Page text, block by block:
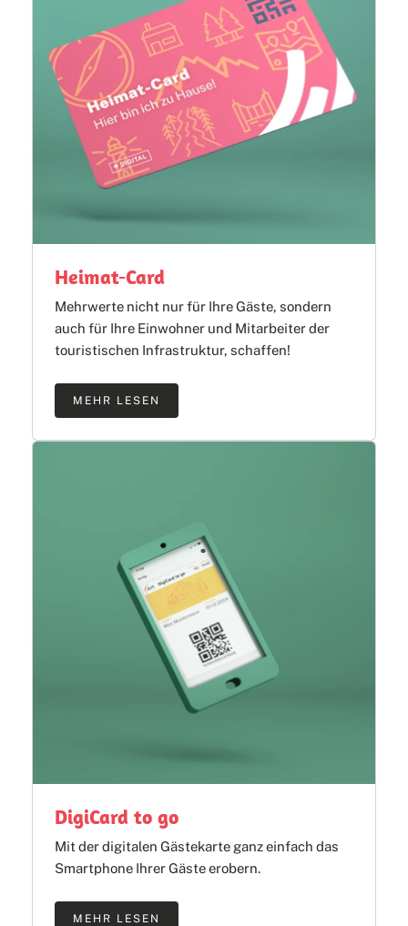
Heimat-Card
Mehrwerte nicht nur für Ihre Gäste, sondern
auch für Ihre Einwohner und Mitarbeiter der
touristischen Infrastruktur, schaffen!
MEHR LESEN
DigiCard to go
Mit der digitalen Gästekarte ganz einfach das
Smartphone Ihrer Gäste erobern.
MEHR LESEN